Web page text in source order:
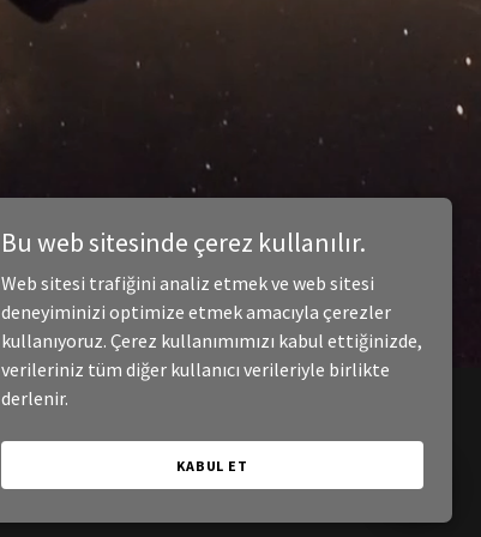
Bu web sitesinde çerez kullanılır.
Web sitesi trafiğini analiz etmek ve web sitesi
deneyiminizi optimize etmek amacıyla çerezler
kullanıyoruz. Çerez kullanımımızı kabul ettiğinizde,
verileriniz tüm diğer kullanıcı verileriyle birlikte
derlenir.
KABUL ET